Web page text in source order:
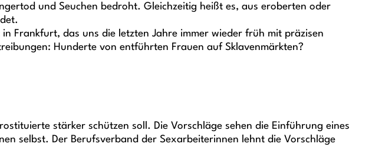
und Seuchen bedroht. Gleichzeitig heißt es, aus eroberten oder
Frankfurt, das uns die letzten Jahre immer wieder früh mit präzisen
Hunderte von entführten Frauen auf Sklavenmärkten?
stärker schützen soll. Die Vorschläge sehen die Einführung eines
selbst. Der Berufsverband der Sexarbeiterinnen lehnt die Vorschläge